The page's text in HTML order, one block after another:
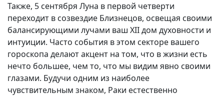
Также, 5 сентября Луна в первой четверти
переходит в созвездие Близнецов, освещая своими
балансирующими лучами ваш XII дом духовности и
интуиции. Часто события в этом секторе вашего
гороскопа делают акцент на том, что в жизни есть
нечто большее, чем то, что мы видим явно своими
глазами. Будучи одним из наиболее
чувствительным знаком, Раки естественно